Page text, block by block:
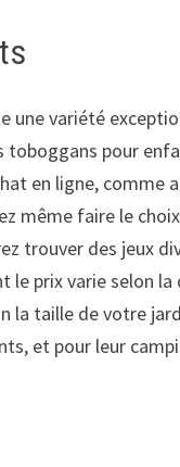
variété
pour
en ligne,
même faire le
trouver des
le prix varie selon
la taille de votre
et pour leur